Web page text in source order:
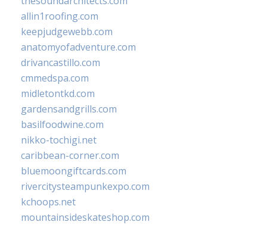
allin1roofing.com
keepjudgewebb.com
anatomyofadventure.com
drivancastillo.com
cmmedspa.com
midletontkd.com
gardensandgrills.com
basilfoodwine.com
nikko-tochigi.net
caribbean-corner.com
bluemoongiftcards.com
rivercitysteampunkexpo.com
kchoops.net
mountainsideskateshop.com